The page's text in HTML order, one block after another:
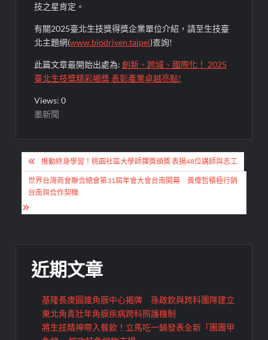
技之星肯定。
有關2025臺北生技獎得獎企業單位介紹，請至生技臺
北主題網(www.biodriven.taipei)查詢!
此篇文章最開始出處為:創新、跨域、國際化！ 2025
臺北生技獎精彩揭獎 表彰產業卓越亮點!
Views: 0
墨新聞
文
章
導
覽
推動終身學習！桃園社區大學師鐸獎頒獎 表揚48位講師與志工
世界台灣商會聯合總會第31屆年會大會台南開幕 黃偉哲積極行銷
台南與合作契機
近期文章
基隆長庚圓錐角膜中心揭牌 孫啟欽與跨科團隊建立
東北角青壯年角膜疾病跨科照護機制
將生技精神帶入餐飲！立馬吃一鍋發表全新「團團甲